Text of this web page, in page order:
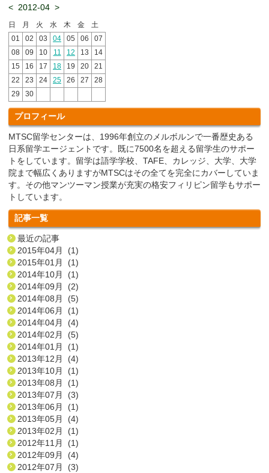
< 2012-04 >
日 月 火 水 木 金
土
01
02 03 04 05 06
07
08
09 10 11 12 13
14
15
16 17 18 19 20
21
22
23 24 25 26 27
28
29
30
プロフィール
MTSC留学センターは、1996年創立のメルボルンで一番歴史ある
日系留学エージェントです。既に7500名を超える留学生のサポー
トをしています。留学は語学学校、TAFE、カレッジ、大学、大学
院まで幅広くありますがMTSCはその全てを完全にカバーしていま
す。その他マンツーマン授業が充実の格安フィリピン留学もサポー
トしています。
記事一覧
最近の記事
2015年04月 (1)
2015年01月 (1)
2014年10月 (1)
2014年09月 (2)
2014年08月 (5)
2014年06月 (1)
2014年04月 (4)
2014年02月 (5)
2014年01月 (1)
2013年12月 (4)
2013年10月 (1)
2013年08月 (1)
2013年07月 (3)
2013年06月 (1)
2013年05月 (4)
2013年02月 (1)
2012年11月 (1)
2012年09月 (4)
2012年07月 (3)